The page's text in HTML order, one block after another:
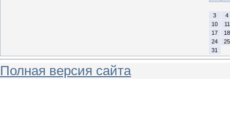
3
4
10
11
17
18
24
25
31
Полная версия сайта